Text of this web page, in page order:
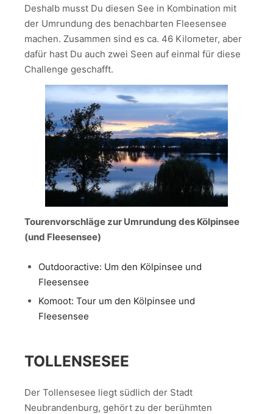
Deshalb musst Du diesen See in Kombination mit
der Umrundung des benachbarten Fleesensee
machen. Zusammen sind es ca. 46 Kilometer, aber
dafür hast Du auch zwei Seen auf einmal für diese
Challenge geschafft.
Tourenvorschläge zur Umrundung des Kölpinsee
(und Fleesensee)
Outdooractive: Um den Kölpinsee und
Fleesensee
Komoot: Tour um den Kölpinsee und
Fleesensee
TOLLENSESEE
Der Tollensesee liegt südlich der Stadt
Neubrandenburg, gehört zu der berühmten